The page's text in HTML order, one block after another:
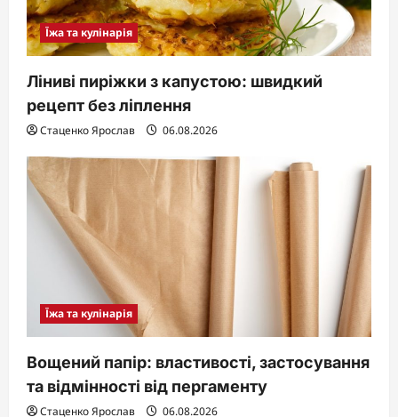
Їжа та кулінарія
Ліниві пиріжки з капустою: швидкий
рецепт без ліплення
Стаценко Ярослав 06.08.2026
Їжа та кулінарія
Вощений папір: властивості, застосування
та відмінності від пергаменту
Стаценко Ярослав 06.08.2026